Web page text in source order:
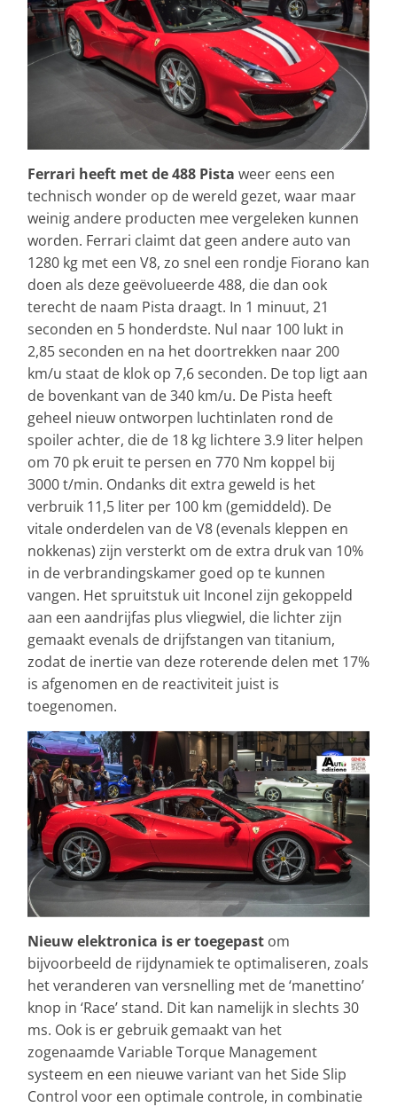
Ferrari heeft met de 488 Pista weer eens een
technisch wonder op de wereld gezet, waar maar
weinig andere producten mee vergeleken kunnen
worden. Ferrari claimt dat geen andere auto van
1280 kg met een V8, zo snel een rondje Fiorano kan
doen als deze geëvolueerde 488, die dan ook
terecht de naam Pista draagt. In 1 minuut, 21
seconden en 5 honderdste. Nul naar 100 lukt in
2,85 seconden en na het doortrekken naar 200
km/u staat de klok op 7,6 seconden. De top ligt aan
de bovenkant van de 340 km/u. De Pista heeft
geheel nieuw ontworpen luchtinlaten rond de
spoiler achter, die de 18 kg lichtere 3.9 liter helpen
om 70 pk eruit te persen en 770 Nm koppel bij
3000 t/min. Ondanks dit extra geweld is het
verbruik 11,5 liter per 100 km (gemiddeld). De
vitale onderdelen van de V8 (evenals kleppen en
nokkenas) zijn versterkt om de extra druk van 10%
in de verbrandingskamer goed op te kunnen
vangen. Het spruitstuk uit Inconel zijn gekoppeld
aan een aandrijfas plus vliegwiel, die lichter zijn
gemaakt evenals de drijfstangen van titanium,
zodat de inertie van deze roterende delen met 17%
is afgenomen en de reactiviteit juist is
toegenomen.
Nieuw elektronica is er toegepast om
bijvoorbeeld de rijdynamiek te optimaliseren, zoals
het veranderen van versnelling met de ‘manettino’
knop in ‘Race’ stand. Dit kan namelijk in slechts 30
ms. Ook is er gebruik gemaakt van het
zogenaamde Variable Torque Management
systeem en een nieuwe variant van het Side Slip
Control voor een optimale controle, in combinatie